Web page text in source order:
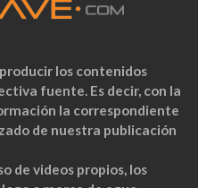
los contenidos
fuente. Es decir, con la
la correspondiente
de nuestra publicación
de videos propios, los